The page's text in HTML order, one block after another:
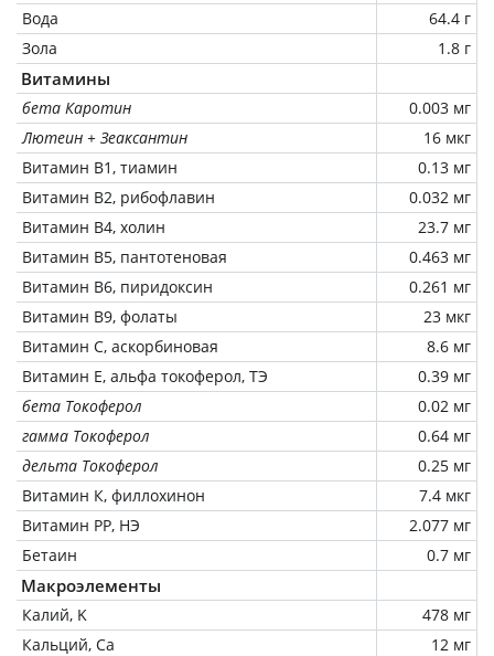
Вода
64.4 г
Зола
1.8 г
Витамины
бета Каротин
0.003 мг
Лютеин + Зеаксантин
16 мкг
Витамин В1, тиамин
0.13 мг
Витамин В2, рибофлавин
0.032 мг
Витамин В4, холин
23.7 мг
Витамин В5, пантотеновая
0.463 мг
Витамин В6, пиридоксин
0.261 мг
Витамин В9, фолаты
23 мкг
Витамин C, аскорбиновая
8.6 мг
Витамин Е, альфа токоферол, ТЭ
0.39 мг
бета Токоферол
0.02 мг
гамма Токоферол
0.64 мг
дельта Токоферол
0.25 мг
Витамин К, филлохинон
7.4 мкг
Витамин РР, НЭ
2.077 мг
Бетаин
0.7 мг
Макроэлементы
Калий, K
478 мг
Кальций, Ca
12 мг